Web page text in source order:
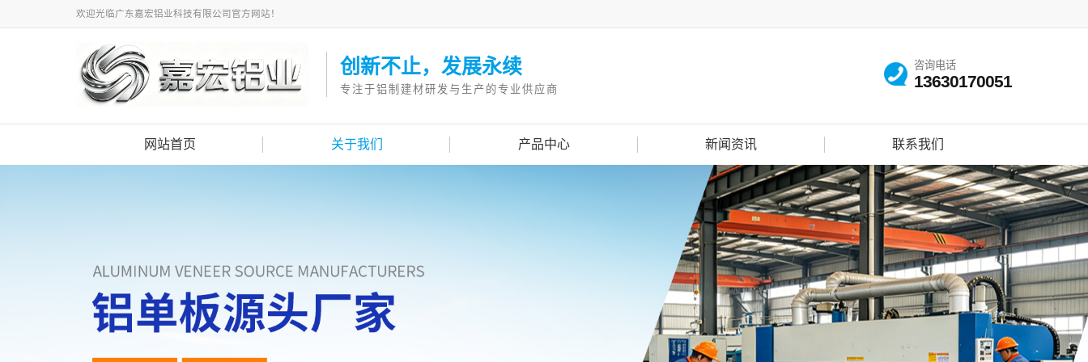
欢迎光临广东嘉宏铝业科技有限公司官方网站！
创新不止，发展永续
专注于铝制建材研发与生产的专业供应商
咨询电话
13630170051
网站首页 关于我们 产品中心 新闻资讯 联系我们